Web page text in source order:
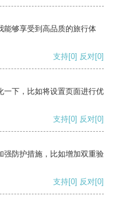
能够享受到高品质的旅行体
支持[0] 反对[0]
一下，比如将设置页面进行优
支持[0] 反对[0]
强防护措施，比如增加双重验
支持[0] 反对[0]